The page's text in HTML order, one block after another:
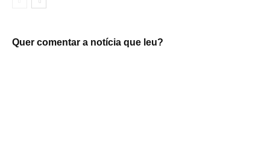
Quer comentar a notícia que leu?